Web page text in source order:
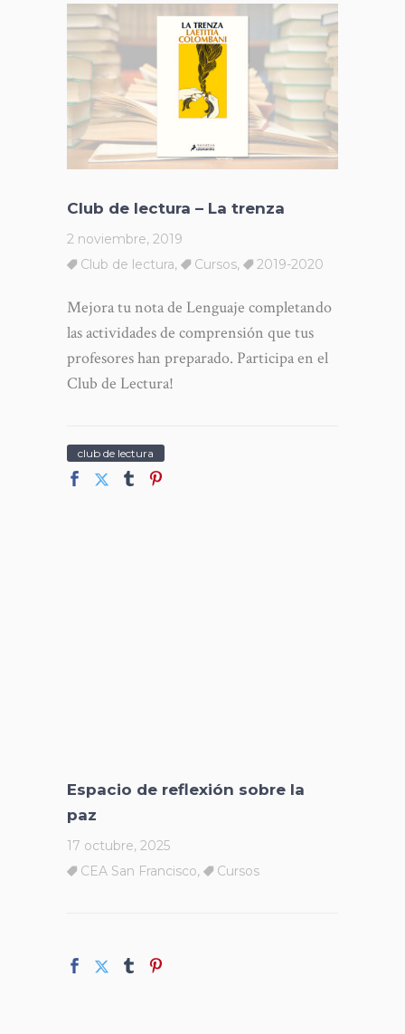
Club de lectura – La trenza
2 noviembre, 2019
Club de lectura, Cursos, 2019-2020
Mejora tu nota de Lenguaje completando
las actividades de comprensión que tus
profesores han preparado. Participa en el
Club de Lectura!
club de lectura
Espacio de reflexión sobre la
paz
17 octubre, 2025
CEA San Francisco, Cursos